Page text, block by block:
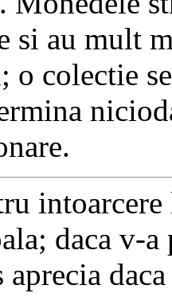
si au mult
o colectie
daca v-a
aprecia